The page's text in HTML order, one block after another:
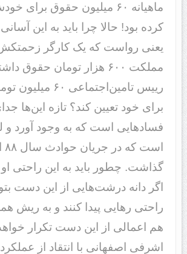
ماهیانه ۶۰ میلیون حقوق برای
کرده بود! حالا چرا باید به این
یعنی رواست که یک کارگر
مملکت ۶۰۰ هزار تومان حقوق
رییس تامین‌اجتماعی
برای خود تعیین کند؟ تازه این‌ها
فسادهایی است که به وجود آورد و
گذاشت. چطور باید به این راحتی
اگر دانه درشت‌هایی از این دست
راحتی رهایی پیدا کنند و به ریش همه
هم اعمالی از این دست تکرار
اشرفی اصفهانی با انتقاد از